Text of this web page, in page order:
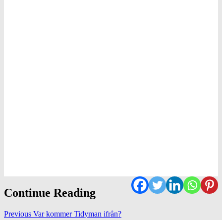
Continue Reading
Previous Var kommer Tidyman ifrån?